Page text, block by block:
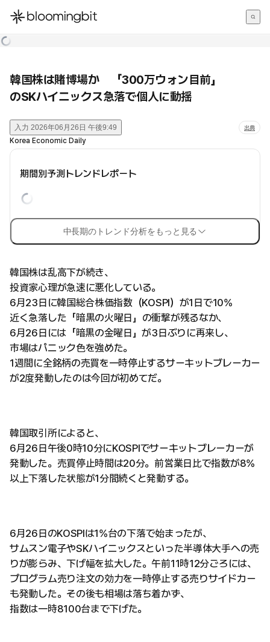
한국어
韓国株は賭博場か 「300万ウォン目前」
のSKハイニックス急落で個人に動揺
入力 2026年06月26日 午後9:49 出典
Korea Economic Daily
期間別予測トレンドレポート
中長期のトレンド分析をもっと見る
韓国株は乱高下が続き、
投資家心理が急速に悪化している。
6月23日に韓国総合株価指数（KOSPI）が1日で10%
近く急落した「暗黒の火曜日」の衝撃が残るなか、
6月26日には「暗黒の金曜日」が3日ぶりに再来し、
市場はパニック色を強めた。
1週間に全銘柄の売買を一時停止するサーキットブレーカー
が2度発動したのは今回が初めてだ。
韓国取引所によると、
6月26日午後0時10分にKOSPIでサーキットブレーカーが
発動した。売買停止時間は20分。前営業日比で指数が8%
以上下落した状態が1分間続くと発動する。
6月26日のKOSPIは1%台の下落で始まったが、
サムスン電子やSKハイニックスといった半導体大手への売
りが膨らみ、下げ幅を拡大した。午前11時12分ごろには、
プログラム売り注文の効力を一時停止する売りサイドカー
も発動した。その後も相場は落ち着かず、
指数は一時8100台まで下げた。